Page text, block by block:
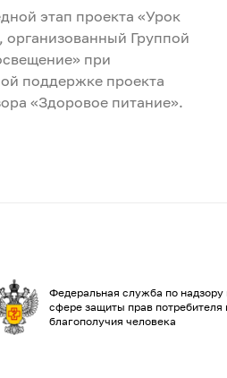
этап проекта «Урок
организованный Группой
при
поддержке проекта
«Здоровое питание».
Федеральная служба по надзору
сфере защиты прав потребителя
благополучия человека